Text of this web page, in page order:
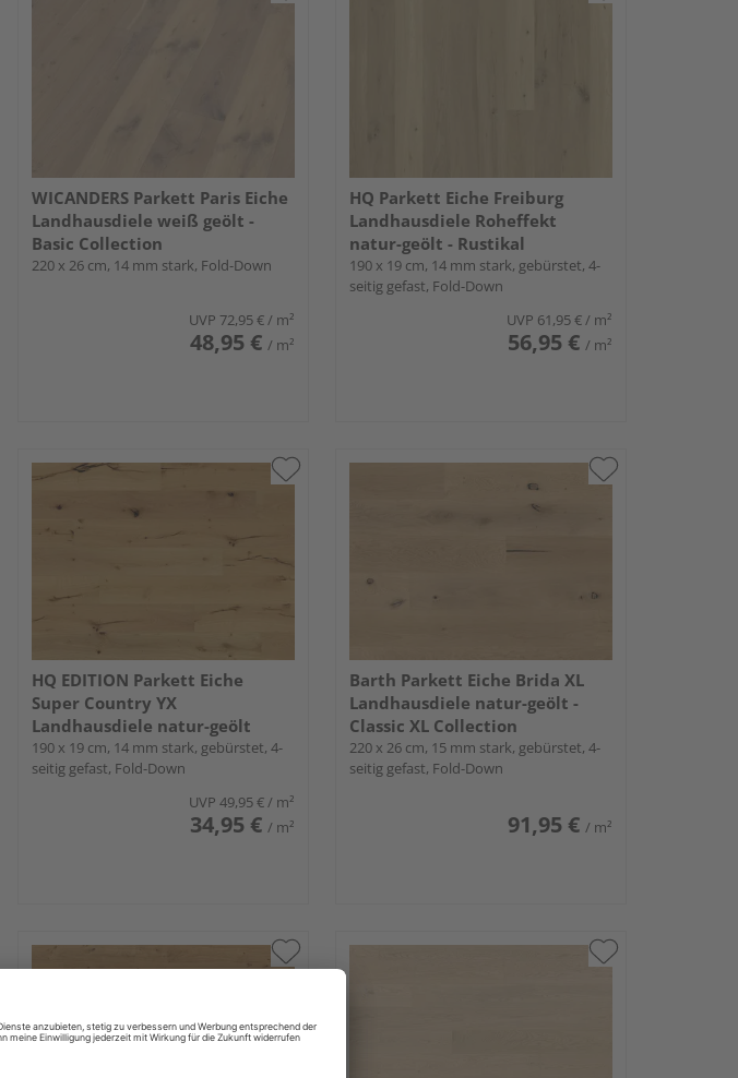
WICANDERS Parkett Paris Eiche
Landhausdiele weiß geölt -
Basic Collection
220 x 26 cm, 14 mm stark, Fold-Down
UVP 72,95 €/ m²
48,95 € / m²
HQ Parkett Eiche Freiburg
Landhausdiele Roheffekt
natur-geölt - Rustikal
190 x 19 cm, 14 mm stark, gebürstet, 4-
seitig gefast, Fold-Down
UVP 61,95 €/ m²
56,95 € / m²
HQ EDITION Parkett Eiche
Super Country YX
Landhausdiele natur-geölt
190 x 19 cm, 14 mm stark, gebürstet, 4-
seitig gefast, Fold-Down
UVP 49,95 € / m²
34,95 € / m²
Barth Parkett Eiche Brida XL
Landhausdiele natur-geölt -
Classic XL Collection
220 x 26 cm, 15 mm stark, gebürstet, 4-
seitig gefast, Fold-Down
91,95 € / m²